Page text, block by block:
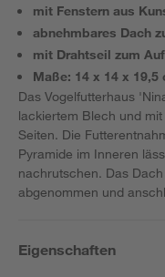
mit Fenstern aus
abnehmbares Dach
mit Drahtseil zum
Maße: 14 x 14 x 19,5
Das Vogelfutterhaus
lackiertem Blech und
Seiten. Die
Pyramide im Inneren
nachrutschen. Das
abgenommen und
Eigenschaften